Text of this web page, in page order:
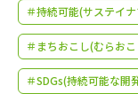
Ｑ＆Ａ よくあるご質問
資料の料金の
お支払いについて
＃持続可能(サステイ
＃まちおこし(むらお
＃SDGs(持続可能な開